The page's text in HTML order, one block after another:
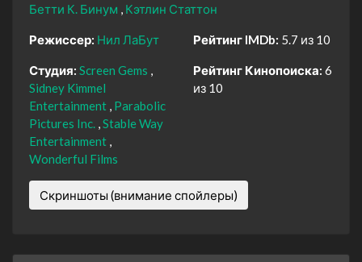
Бетти К. Бинум
Кэтлин Статтон
Режиссер: Нил ЛаБут
Студия: Screen Gems
Sidney Kimmel
Entertainment Parabolic
Pictures Inc.
Stable Way
Entertainment
Wonderful Films
Рейтинг IMDb: 5.7 из 10
Рейтинг Кинопоиска: 6
из 10
Скриншоты (внимание спойлеры)